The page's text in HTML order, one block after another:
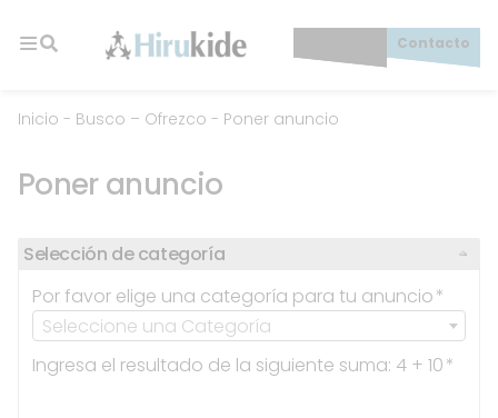
Contacto
Inicio - Busco – Ofrezco - Poner anuncio
Poner anuncio
Selección de categoría
Por favor elige una categoría para tu anuncio*
Seleccione una Categoría
Ingresa el resultado de la siguiente suma: 4 + 10*